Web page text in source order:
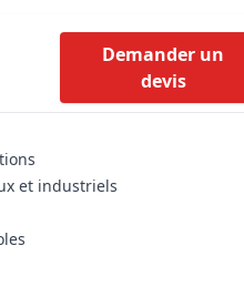
Demander un
devis
et industriels